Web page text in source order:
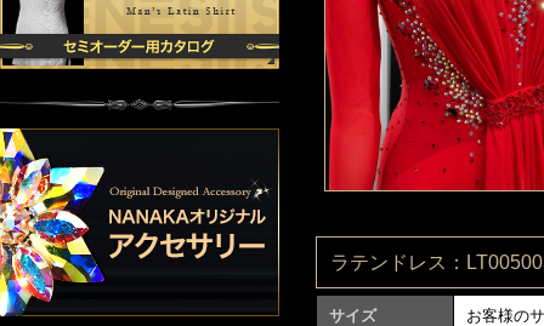
ラテンドレス：
サイズ お客様の